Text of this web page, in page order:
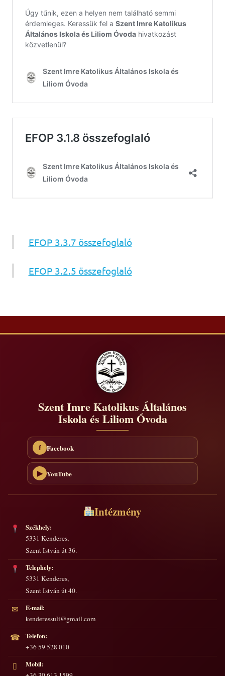
EFOP 3.3.7 összefoglaló
EFOP 3.2.5 összefoglaló
Szent Imre Katolikus Általános
Iskola és Liliom Óvoda
f Facebook
▶ YouTube
Intézmény
Székhely:
5331 Kenderes,
Szent István út 36.
Telephely:
5331 Kenderes,
Szent István út 40.
✉
E-mail:
kenderessuli@gmail.com
☎
Telefon:
+36 59 528 010
▯
Mobil: